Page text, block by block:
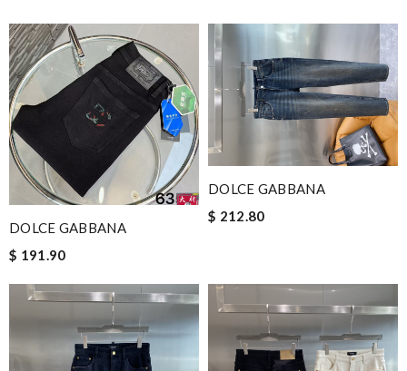
DOLCE GABBANA
$ 191.90
DOLCE GABBANA
$ 212.80